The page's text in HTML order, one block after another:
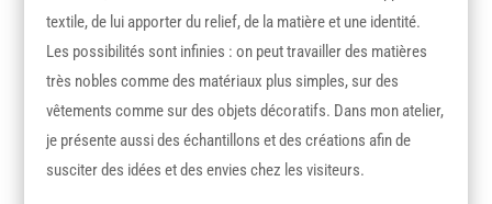
textile, de lui apporter du relief, de la matière et une identité.
Les possibilités sont infinies : on peut travailler des matières
très nobles comme des matériaux plus simples, sur des
vêtements comme sur des objets décoratifs. Dans mon atelier,
je présente aussi des échantillons et des créations afin de
susciter des idées et des envies chez les visiteurs.